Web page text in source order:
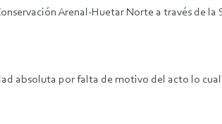
Arenal-Huetar Norte a través de la
absoluta por falta de motivo del acto lo